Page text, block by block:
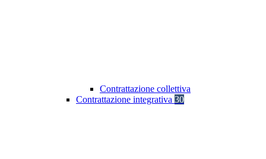
Contrattazione collettiva
Contrattazione integrativa 30